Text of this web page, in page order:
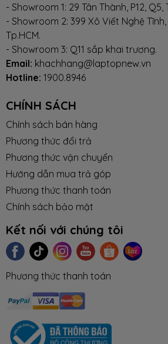
- Showroom 1: 29 Tân Thành, P12, Q5,
- Showroom 2: 399 Xô Viết Nghệ Tĩnh,
Tp.HCM.
- Showroom 3: Q11 sắp khai trương.
Email: khachhang@laptopnew.vn
Hotline: 1900.8946
CHÍNH SÁCH
Chính sách bán hàng
Phương thức đổi trả
Phương thức vận chuyển
Hướng dẫn mua trả góp
Phương thức thanh toán
Chính sách bảo mật
Kết nối với chúng tôi
Phương thức thanh toán